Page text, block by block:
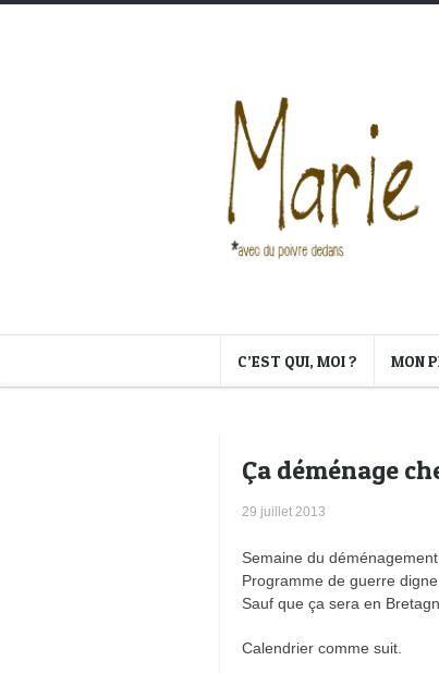
C’EST QUI, MOI ? MON
Ça déménage
29 juillet 2013
Semaine du
Programme de guerre
Sauf que ça sera en
Calendrier comme suit.